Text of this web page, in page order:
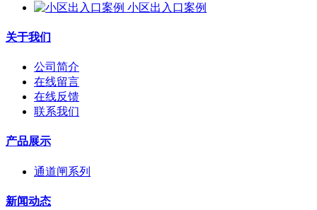
小区出入口案例
关于我们
公司简介
在线留言
在线反馈
联系我们
产品展示
通道闸系列
新闻动态